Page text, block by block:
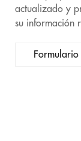
actualizado y
su información